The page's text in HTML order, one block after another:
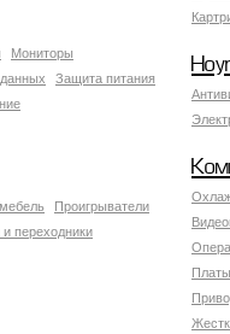
Мониторы
Защита питания
Проигрыватели
и переходники